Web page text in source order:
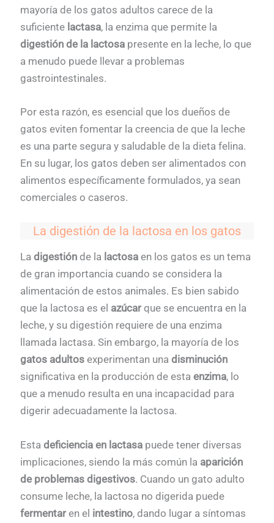
mayoría de los gatos adultos carece de la
suficiente lactasa, la enzima que permite la
digestión de la lactosa presente en la leche, lo que
a menudo puede llevar a problemas
gastrointestinales.
Por esta razón, es esencial que los dueños de
gatos eviten fomentar la creencia de que la leche
es una parte segura y saludable de la dieta felina.
En su lugar, los gatos deben ser alimentados con
alimentos específicamente formulados, ya sean
comerciales o caseros.
La digestión de la lactosa en los gatos
Ladigestiónde la lactosaen los gatos es un tema
de gran importancia cuando se considera la
alimentación de estos animales. Es bien sabido
que la lactosa es el azúcarque se encuentra en la
leche, y su digestión requiere de una enzima
llamada lactasa. Sin embargo, la mayoría de los
gatos adultos experimentan unadisminución
significativa en la producción de estaenzima, lo
que a menudo resulta en una incapacidad para
digerir adecuadamente la lactosa.
Estadeficiencia en lactasa puede tener diversas
implicaciones, siendo la más común la aparición
de problemas digestivos. Cuando un gato adulto
consume leche, la lactosa no digerida puede
fermentaren el intestino, dando lugar a síntomas